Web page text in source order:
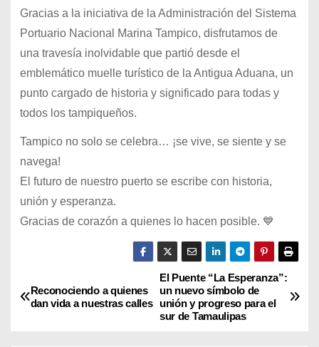
Gracias a la iniciativa de la Administración del Sistema
Portuario Nacional Marina Tampico, disfrutamos de
una travesía inolvidable que partió desde el
emblemático muelle turístico de la Antigua Aduana, un
punto cargado de historia y significado para todas y
todos los tampiqueños.
Tampico no solo se celebra… ¡se vive, se siente y se
navega!
El futuro de nuestro puerto se escribe con historia,
unión y esperanza.
Gracias de corazón a quienes lo hacen posible. 💙
N
a
El Puente “La Esperanza”:
un nuevo símbolo de
unión y progreso para el
sur de Tamaulipas
Reconociendo a quienes
dan vida a nuestras calles